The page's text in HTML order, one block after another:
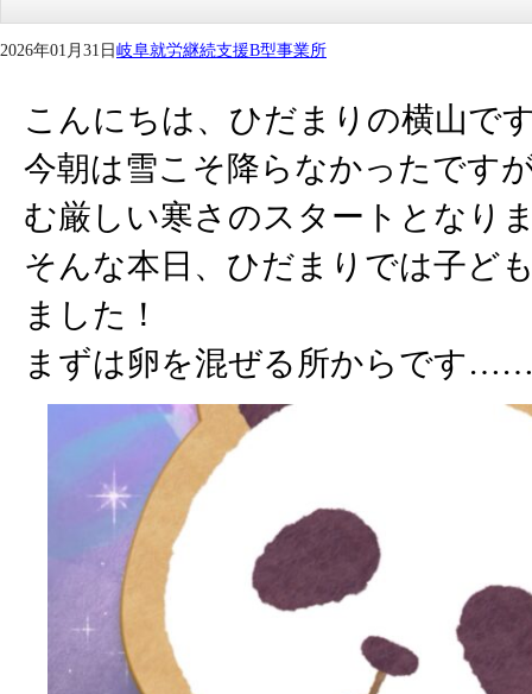
2026年01月31日岐阜就労継続支援B型事業所
こんにちは、ひだまりの横山で
今朝は雪こそ降らなかったです
む厳しい寒さのスタートとなり
そんな本日、ひだまりでは子ど
ました！
まずは卵を混ぜる所からです